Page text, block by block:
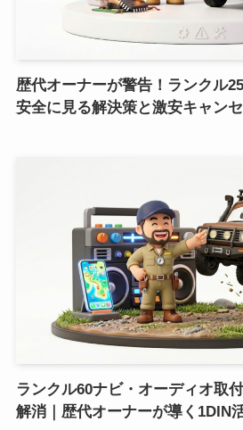
歴代オーナーが警告！ランクル
安全に見る解決策と激安キャン
ランクル60ナビ・オーディオ取
解消｜歴代オーナーが導く1DIN